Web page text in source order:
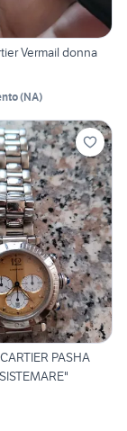
Vermail donna
(NA)
PASHA